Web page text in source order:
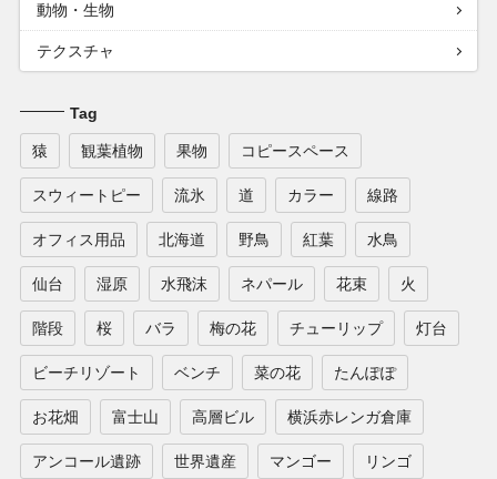
動物・生物
テクスチャ
Tag
猿 観葉植物 果物 コピースペース
スウィートピー 流氷 道 カラー 線路
オフィス用品 北海道 野鳥 紅葉 水鳥
仙台 湿原 水飛沫 ネパール 花束 火
階段 桜 バラ 梅の花 チューリップ 灯台
ビーチリゾート ベンチ 菜の花 たんぽぽ
お花畑 富士山 高層ビル 横浜赤レンガ倉庫
アンコール遺跡 世界遺産 マンゴー リンゴ